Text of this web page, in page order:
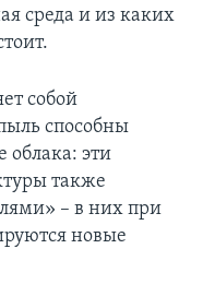
среда и из каких
собой
способны
облака: эти
также
– в них при
новые